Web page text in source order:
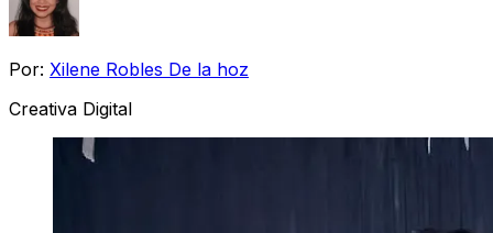
Por: Xilene Robles De la hoz
Creativa Digital